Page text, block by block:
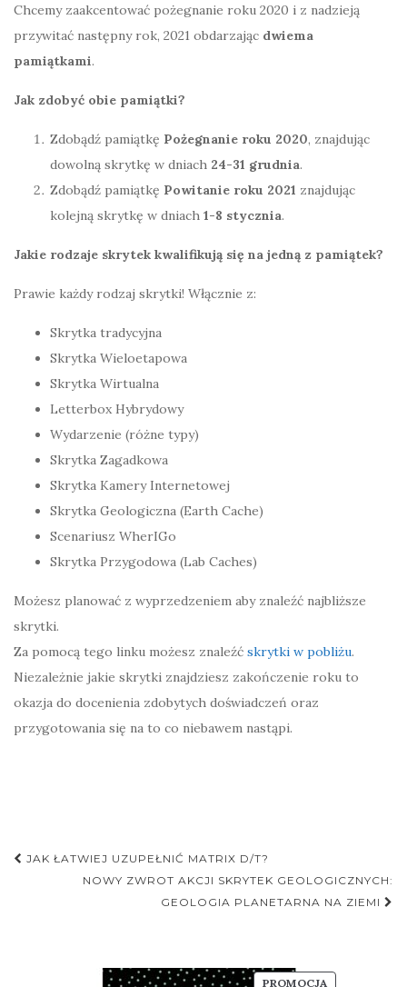
Chcemy zaakcentować pożegnanie roku 2020 i z nadzieją
przywitać następny rok, 2021 obdarzając dwiema
pamiątkami.
Jak zdobyć obie pamiątki?
Zdobądź pamiątkę Pożegnanie roku 2020, znajdując
dowolną skrytkę w dniach 24-31 grudnia.
Zdobądź pamiątkę Powitanie roku 2021 znajdując
kolejną skrytkę w dniach 1-8 stycznia.
Jakie rodzaje skrytek kwalifikują się na jedną z pamiątek?
Prawie każdy rodzaj skrytki! Włącznie z:
Skrytka tradycyjna
Skrytka Wieloetapowa
Skrytka Wirtualna
Letterbox Hybrydowy
Wydarzenie (różne typy)
Skrytka Zagadkowa
Skrytka Kamery Internetowej
Skrytka Geologiczna (Earth Cache)
Scenariusz WherIGo
Skrytka Przygodowa (Lab Caches)
Możesz planować z wyprzedzeniem aby znaleźć najbliższe
skrytki.
Za pomocą tego linku możesz znaleźć skrytki w pobliżu.
Niezależnie jakie skrytki znajdziesz zakończenie roku to
okazja do docenienia zdobytych doświadczeń oraz
przygotowania się na to co niebawem nastąpi.
Nawigacja
postu
JAK ŁATWIEJ UZUPEŁNIĆ MATRIX D/T?
NOWY ZWROT AKCJI SKRYTEK GEOLOGICZNYCH:
GEOLOGIA PLANETARNA NA ZIEMI
PROMOCJAPRODUKT